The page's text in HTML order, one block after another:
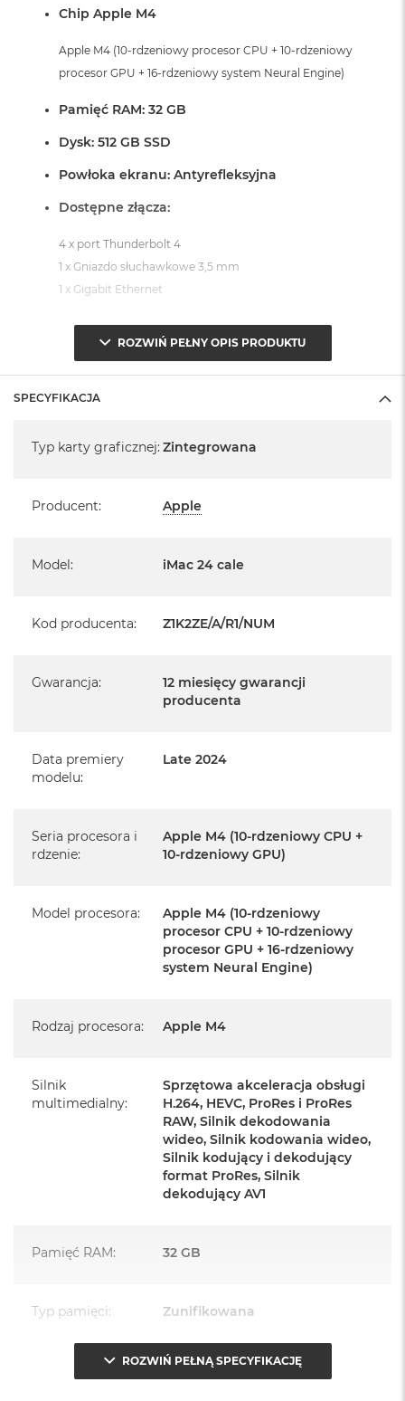
Chip Apple M4
Apple M4 (10-rdzeniowy procesor CPU + 10-rdzeniowy
procesor GPU + 16-rdzeniowy system Neural Engine)
Pamięć RAM: 32 GB
Dysk: 512 GB SSD
Powłoka ekranu: Antyrefleksyjna
Dostępne złącza:
4 x port Thunderbolt 4
1 x Gniazdo słuchawkowe 3,5 mm
1 x Gigabit Ethernet
System operacyjny macOS Sequoia
- lub nowszy, z darmową aktualizacją.
iMac jest nowy
Istnieje możliwość przedłużenia gwarancji producenta.
Szczegółowe informacje na ten temat uzyskają Państwo
Posiada fabryczne opakowanie
Język polski wybieramy przy pierwszym uruchomieniu
Zawartość zestawu:
Przewód zasilający (2 m)
Przewód USB‑C do ładowania
ozdobą, gdziekolwiek się pojawi.
TURBODOPALANY CZIPEM M4
zrobisz więcej szybciej. Bawisz się czy pracujesz, edytujesz
ROZWIŃ PEŁNY OPIS PRODUKTU
SPECYFIKACJA
Typ karty graficznej: Zintegrowana
Producent: Apple
Model: iMac 24 cale
Kod producenta: Z1K2ZE/A/R1/NUM
Gwarancja:
12 miesięcy gwarancji
producenta
Data premiery
modelu:
Late 2024
Seria procesora i
rdzenie:
Apple M4 (10-rdzeniowy CPU +
10-rdzeniowy GPU)
Model procesora:
Apple M4 (10-rdzeniowy
procesor CPU + 10-rdzeniowy
procesor GPU + 16-rdzeniowy
system Neural Engine)
Rodzaj procesora: Apple M4
Silnik
multimedialny:
Sprzętowa akceleracja obsługi
H.264, HEVC, ProRes i ProRes
RAW, Silnik dekodowania
wideo, Silnik kodowania wideo,
Silnik kodujący i dekodujący
format ProRes, Silnik
dekodujący AV1
Pamięć RAM: 32 GB
Typ pamięci: Zunifikowana
Przepustowość
120 GB/s
ROZWIŃ PEŁNĄ SPECYFIKACJĘ